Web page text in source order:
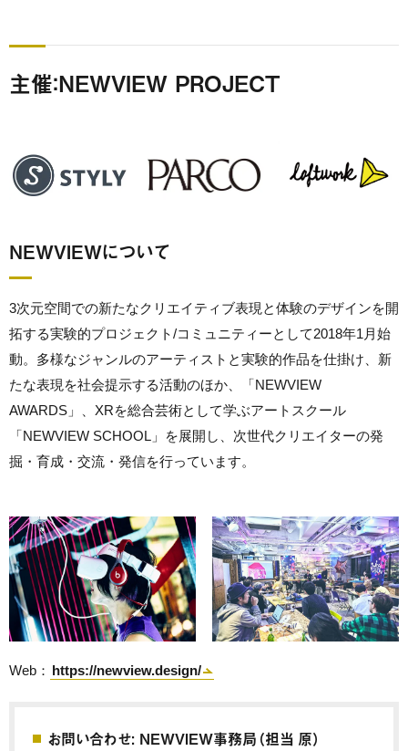
主催：NEWVIEW PROJECT
NEWVIEWについて
3次元空間での新たなクリエイティブ表現と体験のデザインを開
拓する実験的プロジェクト/コミュニティーとして2018年1月始
動。多様なジャンルのアーティストと実験的作品を仕掛け、新
たな表現を社会提示する活動のほか、「NEWVIEW
AWARDS」、XRを総合芸術として学ぶアートスクール
「NEWVIEW SCHOOL」を展開し、次世代クリエイターの発
掘・育成・交流・発信を行っています。
Web： https://newview.design/
お問い合わせ: NEWVIEW事務局（担当 原）